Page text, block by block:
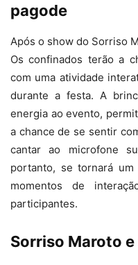
pagode
Após o show do Sorriso
Os confinados terão a
com uma atividade
durante a festa. A
energia ao evento,
a chance de se sentir
cantar ao microfone
portanto, se tornará
momentos de
participantes.
Sorriso Maroto e